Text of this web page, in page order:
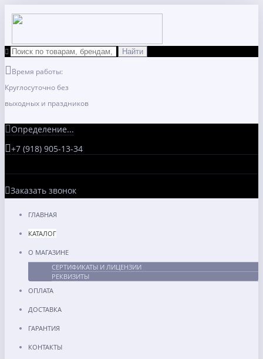
Время работы:
Круглосуточно без
выходных и праздников
Определение...
+7 (918) 905-13-34
Заказать звонок
ГЛАВНАЯ
КАТАЛОГ
О МАГАЗИНЕ
СЕРТИФИКАТЫ И ЛИЦЕНЗИИ
РЕКВИЗИТЫ
ОПЛАТА
ДОСТАВКА
ГАРАНТИЯ
КОНТАКТЫ